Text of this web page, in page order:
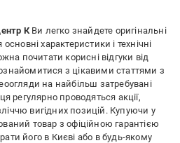
КВи легко знайдете оригінальні
характеристики і технічні
почитати корисні відгуки від
з цікавими статтями з
на найбільш затребувані
регулярно проводяться акції,
вигідних позицій. Купуючи у
товар з офіційною гарантією
його в Києві або в будь-якому